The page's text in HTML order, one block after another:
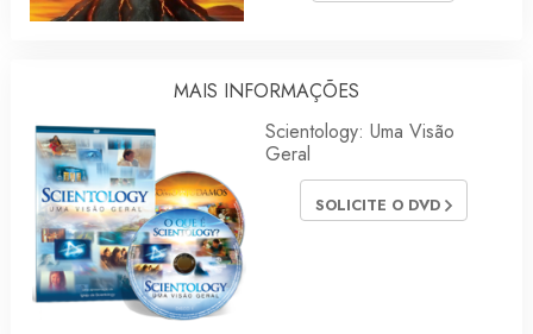
MAIS INFORMAÇÕES
Scientology: Uma Visão
Geral
SOLICITE O DVD